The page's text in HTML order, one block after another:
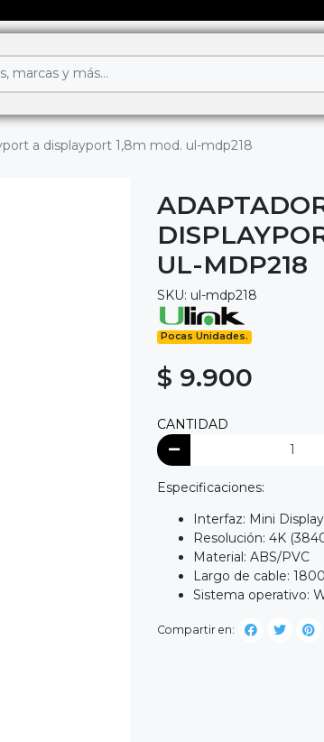
a displayport 1,8m mod. ul-mdp218
UL-MDP218
SKU: ul-mdp218
Pocas Unidades.
$ 9.900
CANTIDAD
Especificaciones:
Interfaz: Mini
Resolución: 4K
Material: ABS/PVC
Largo de cable:
Sistema operativo:
Compartir en: